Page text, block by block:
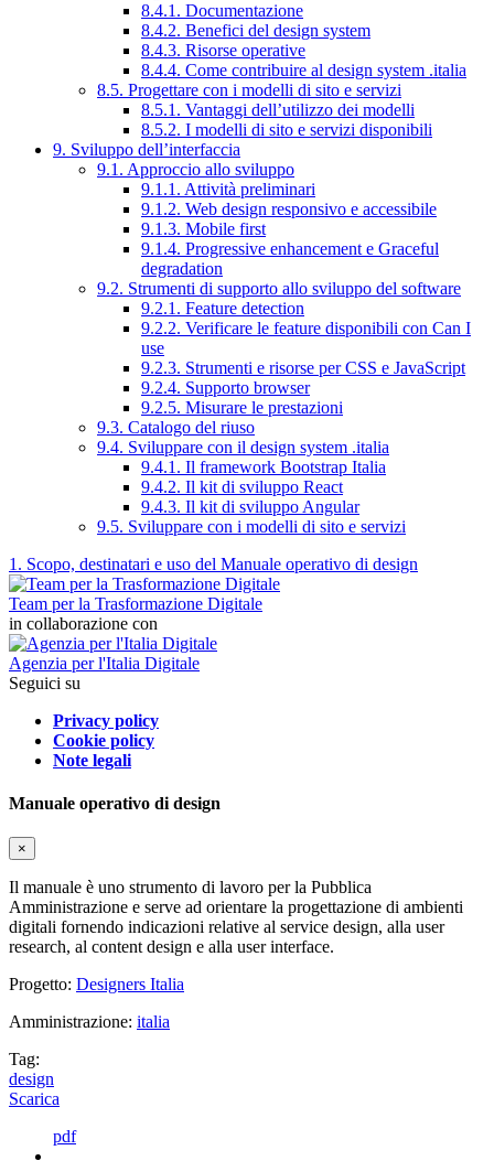
8.4.1. Documentazione
8.4.2. Benefici del design system
8.4.3. Risorse operative
8.4.4. Come contribuire al design system .italia
8.5. Progettare con i modelli di sito e servizi
8.5.1. Vantaggi dell’utilizzo dei modelli
8.5.2. I modelli di sito e servizi disponibili
9. Sviluppo dell’interfaccia
9.1. Approccio allo sviluppo
9.1.1. Attività preliminari
9.1.2. Web design responsivo e accessibile
9.1.3. Mobile first
9.1.4. Progressive enhancement e Graceful
degradation
9.2. Strumenti di supporto allo sviluppo del software
9.2.1. Feature detection
9.2.2. Verificare le feature disponibili con Can I
use
9.2.3. Strumenti e risorse per CSS e JavaScript
9.2.4. Supporto browser
9.2.5. Misurare le prestazioni
9.3. Catalogo del riuso
9.4. Sviluppare con il design system .italia
9.4.1. Il framework Bootstrap Italia
9.4.2. Il kit di sviluppo React
9.4.3. Il kit di sviluppo Angular
9.5. Sviluppare con i modelli di sito e servizi
1. Scopo, destinatari e uso del Manuale operativo di design
Team per la Trasformazione Digitale
in collaborazione con
Agenzia per l'Italia Digitale
Seguici su
Privacy policy
Cookie policy
Note legali
Manuale operativo di design
×
Il manuale è uno strumento di lavoro per la Pubblica
Amministrazione e serve ad orientare la progettazione di ambienti
digitali fornendo indicazioni relative al service design, alla user
research, al content design e alla user interface.
Progetto: Designers Italia
Amministrazione: italia
Tag:
design
Scarica
pdf